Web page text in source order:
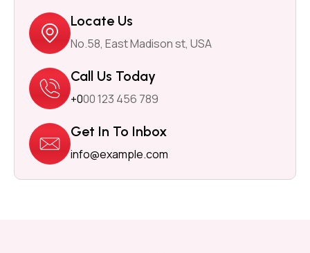
Locate Us
No.58, East Madison st, USA
Call Us Today
+000 123 456 789
Get In To Inbox
info@example.com